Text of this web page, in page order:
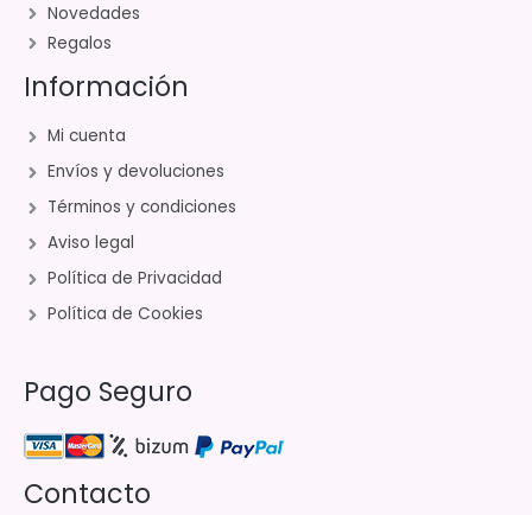
Novedades
Regalos
Información
Mi cuenta
Envíos y devoluciones
Términos y condiciones
Aviso legal
Política de Privacidad
Política de Cookies
Pago Seguro
Contacto